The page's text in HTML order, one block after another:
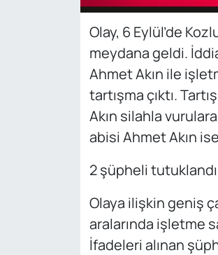
Olay, 6 Eylül’de
meydana geldi.
Ahmet Akın ile
tartışma çıktı.
Akın silahla
abisi Ahmet Akın
2 şüpheli tutuklandı
Olaya ilişkin geniş
aralarında işletme
İfadeleri alınan